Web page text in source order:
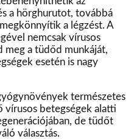
a hörghurutot, továbbá
a légzést. A
nemcsak vírusos
meg a tüdőd munkáját,
esetén is nagy
természetes
betegségek alatti
de tüdőt
választás.